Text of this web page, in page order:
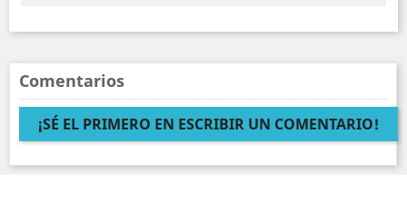
Comentarios
¡SÉ EL PRIMERO EN ESCRIBIR UN COMENTARIO!